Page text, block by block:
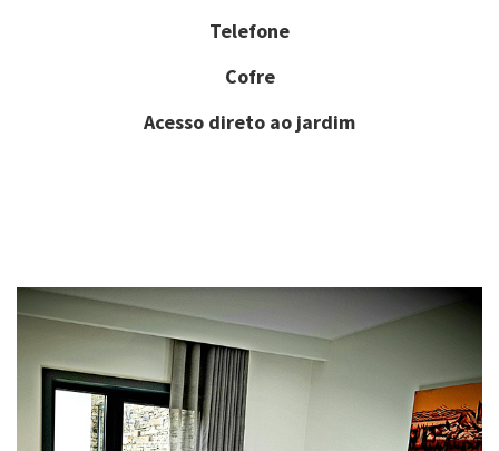
Telefone
Cofre
Acesso direto ao jardim